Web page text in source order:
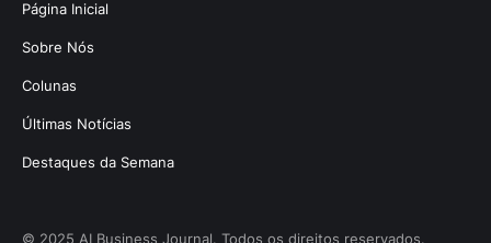
Página Inicial
Sobre Nós
Colunas
Últimas Notícias
Destaques da Semana
© 2025 AI Business Journal. Todos os direitos reservados.